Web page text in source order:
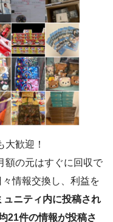
歓迎！
額の元はすぐに回収で
情報交換し、利益を
ュニティ内に投稿され
21件の情報が投稿さ